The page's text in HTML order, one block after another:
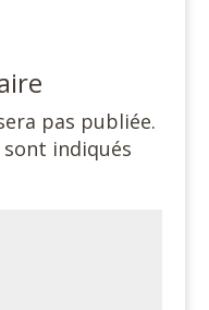
pas publiée.
indiqués